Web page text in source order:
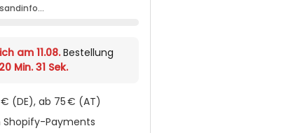
am 11.08.Bestellung
Min. 31 Sek.
(DE), ab 75 € (AT)
Shopify-Payments